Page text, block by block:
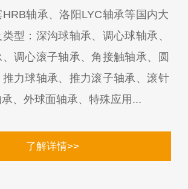
轴承、洛阳LYC轴承等国内大
型：深沟球轴承、调心球轴承、
调心滚子轴承、角接触轴承、圆
力球轴承、推力滚子轴承、滚针
、外球面轴承、特殊应用...
了解详情>>